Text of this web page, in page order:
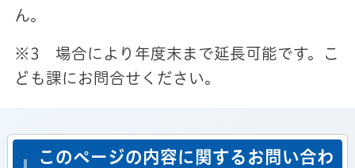
ん。
※3 場合により年度末まで延長可能です。こ
ども課にお問合せください。
このページの内容に関するお問い合わ